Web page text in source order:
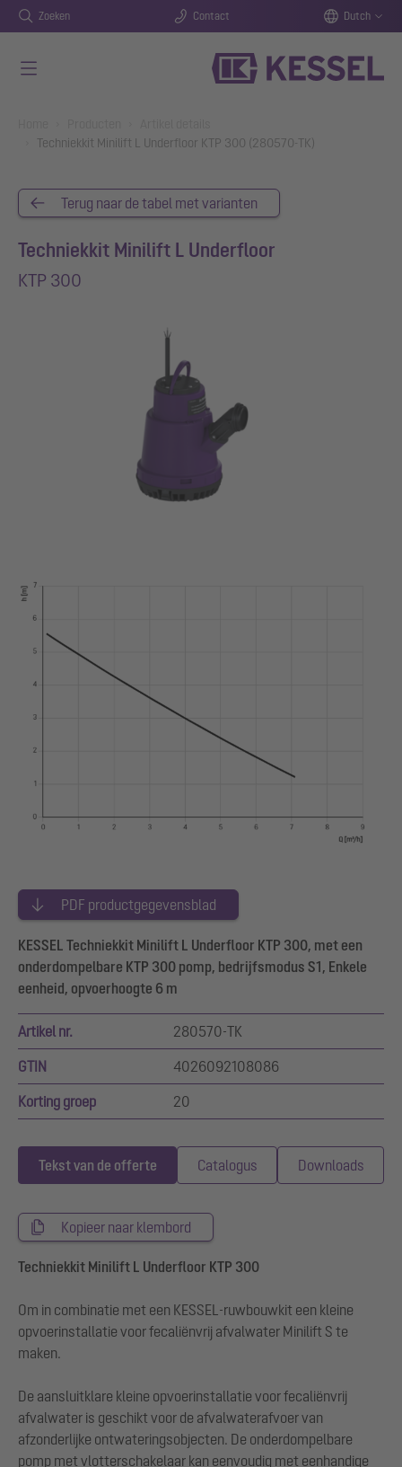
Zoeken Contact Dutch
Techniekkit Minilift L Underfloor KTP 300 (280570-TK)
Terug naar de tabel met varianten
Techniekkit Minilift L Underfloor
KTP 300
PDF productgegevensblad
KESSEL Techniekkit Minilift L Underfloor KTP 300, met een
onderdompelbare KTP 300 pomp, bedrijfsmodus S1, Enkele
eenheid, opvoerhoogte 6 m
Artikel nr. 280570-TK
GTIN 4026092108086
Korting groep 20
Tekst van de offerte Catalogus Downloads
Kopieer naar klembord
Techniekkit Minilift L Underfloor KTP 300
Om in combinatie met een KESSEL-ruwbouwkit een kleine
opvoerinstallatie voor fecaliënvrij afvalwater Minilift S te
maken.
De aansluitklare kleine opvoerinstallatie voor fecaliënvrij
afvalwater is geschikt voor de afvalwaterafvoer van
afzonderlijke ontwateringsobjecten. De onderdompelbare
pomp met vlotterschakelaar kan eenvoudig met eenhandige